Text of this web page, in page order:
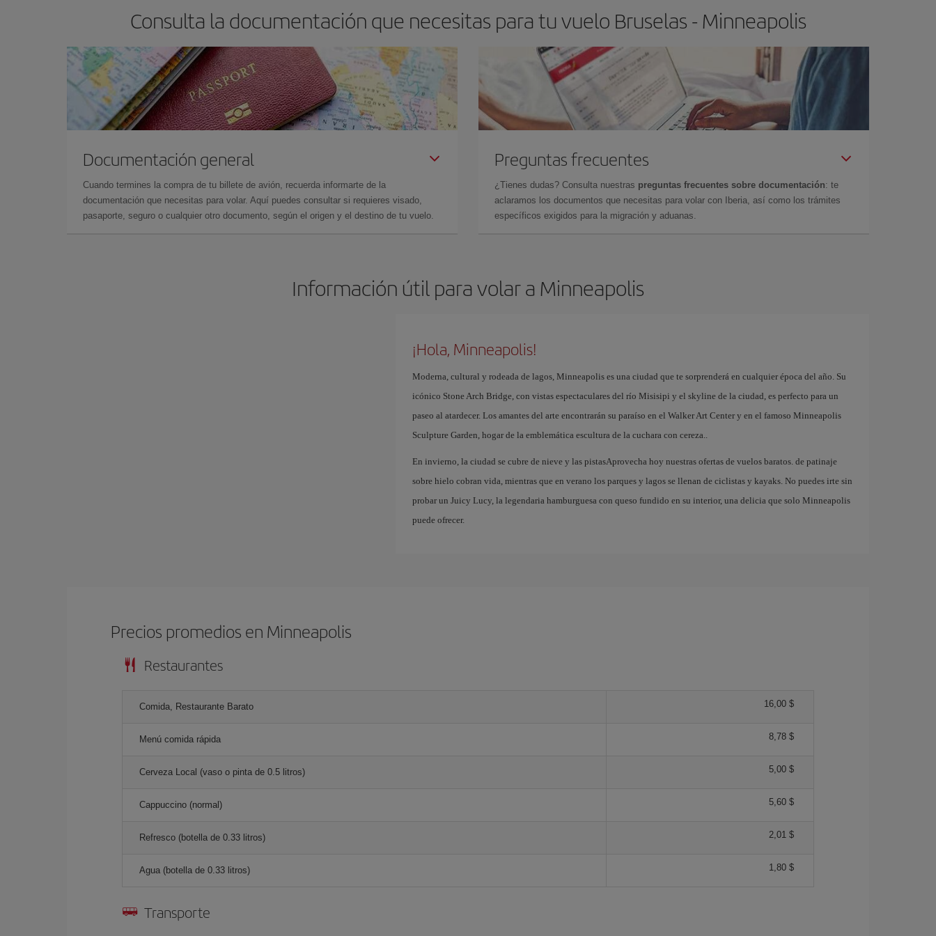
Consulta la documentación que necesitas para tu vuelo Bruselas - Minneapolis
Documentación general
Cuando termines la compra de tu billete de avión, recuerda informarte de la
documentación que necesitas para volar. Aquí puedes consultar si requieres visado,
pasaporte, seguro o cualquier otro documento, según el origen y el destino de tu vuelo.
Preguntas frecuentes
¿Tienes dudas? Consulta nuestras preguntas frecuentes sobre documentación: te
aclaramos los documentos que necesitas para volar con Iberia, así como los trámites
específicos exigidos para la migración y aduanas.
Información útil para volar a Minneapolis
¡Hola, Minneapolis!
Moderna, cultural y rodeada de lagos, Minneapolis es una ciudad que te sorprenderá en cualquier época del año. Su
icónico Stone Arch Bridge, con vistas espectaculares del río Misisipi y el skyline de la ciudad, es perfecto para un
paseo al atardecer. Los amantes del arte encontrarán su paraíso en el Walker Art Center y en el famoso Minneapolis
Sculpture Garden, hogar de la emblemática escultura de la cuchara con cereza..
En invierno, la ciudad se cubre de nieve y las pistasAprovecha hoy nuestras ofertas de vuelos baratos. de patinaje
sobre hielo cobran vida, mientras que en verano los parques y lagos se llenan de ciclistas y kayaks. No puedes irte sin
probar un Juicy Lucy, la legendaria hamburguesa con queso fundido en su interior, una delicia que solo Minneapolis
puede ofrecer.
Precios promedios en Minneapolis
Restaurantes
Comida, Restaurante Barato 16,00 $
Menú comida rápida 8,78 $
Cerveza Local (vaso o pinta de 0.5 litros) 5,00 $
Cappuccino (normal) 5,60 $
Refresco (botella de 0.33 litros) 2,01 $
Agua (botella de 0.33 litros) 1,80 $
Transporte